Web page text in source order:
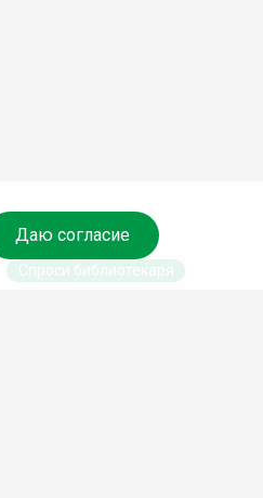
Даю согласие
Спроси библиотекаря